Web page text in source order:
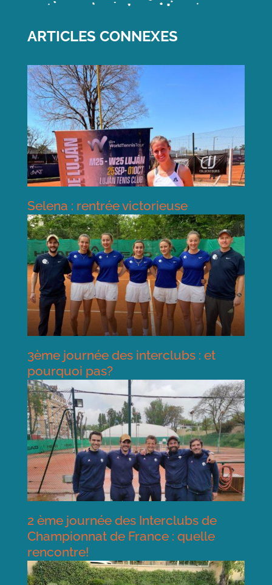
ARTICLES CONNEXES
Selena : rentrée victorieuse
3ème journée des interclubs : et
pourquoi pas?
2 ème journée des Interclubs de
Championnat de France : quelle
rencontre!